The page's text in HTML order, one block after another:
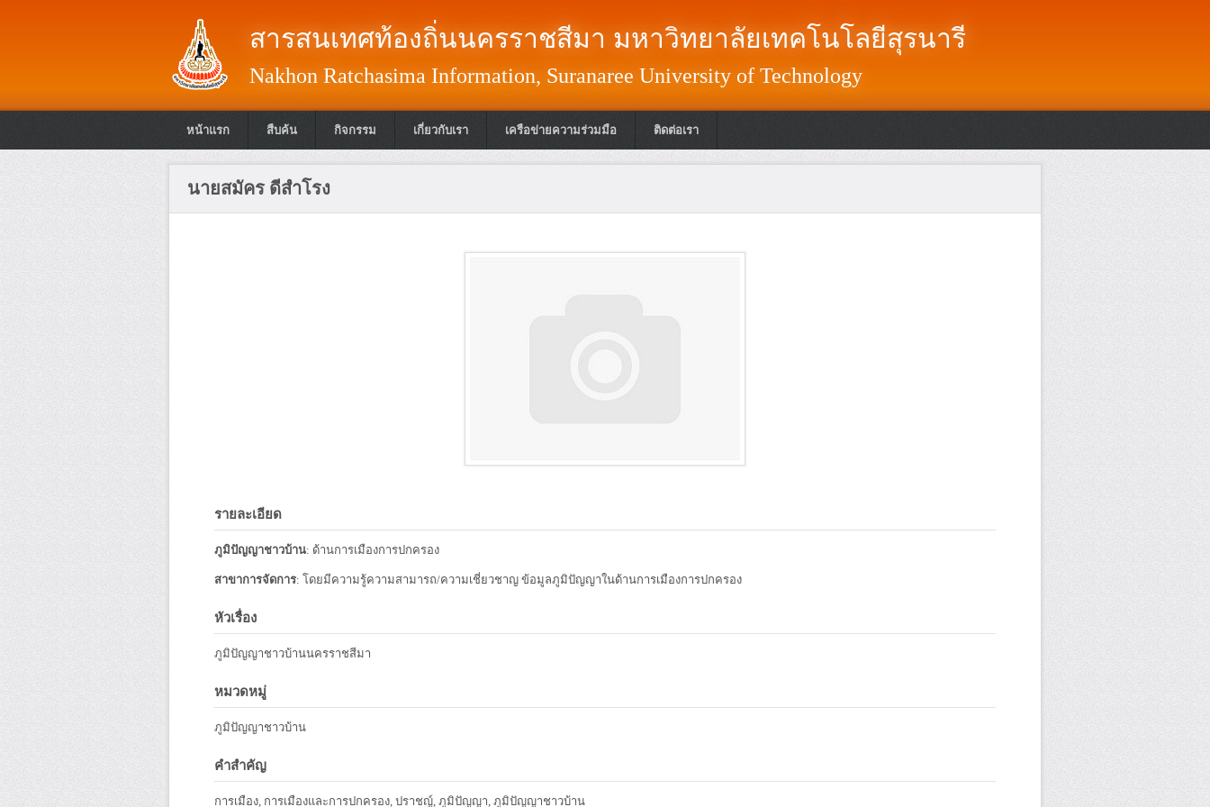
สารสนเทศท้องถิ่นนครราชสีมา มหาวิทยาลัยเทคโนโลยีสุรนารี
Nakhon Ratchasima Information, Suranaree University of Technology
หน้าแรก สืบค้น กิจกรรม เกี่ยวกับเรา เครือข่ายความร่วมมือ ติดต่อเรา
นายสมัคร ดีสำโรง
รายละเอียด
ภูมิปัญญาชาวบ้าน: ด้านการเมืองการปกครอง
สาขาการจัดการ: โดยมีความรู้ความสามารถ/ความเชี่ยวชาญ ข้อมูลภูมิปัญญาในด้านการเมืองการปกครอง
หัวเรื่อง
ภูมิปัญญาชาวบ้านนครราชสีมา
หมวดหมู่
ภูมิปัญญาชาวบ้าน
คำสำคัญ
การเมือง, การเมืองและการปกครอง, ปราชญ์, ภูมิปัญญา, ภูมิปัญญาชาวบ้าน